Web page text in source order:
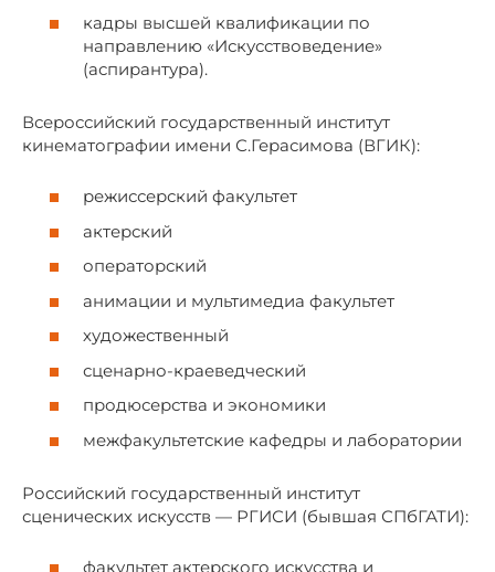
кадры высшей квалификации по
направлению «Искусствоведение»
(аспирантура).
Всероссийский государственный институт
кинематографии имени С.Герасимова (ВГИК):
режиссерский факультет
актерский
операторский
анимации и мультимедиа факультет
художественный
сценарно-краеведческий
продюсерства и экономики
межфакультетские кафедры и лаборатории
Российский государственный институт
сценических искусств — РГИСИ (бывшая СПбГАТИ):
факультет актерского искусства и